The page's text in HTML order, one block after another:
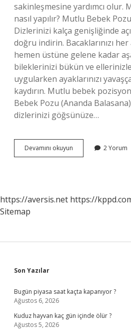
sakinleşmesine yardımcı olur.
nasıl yapılır? Mutlu Bebek Pozu
Dizlerinizi kalça genişliğinde
doğru indirin. Bacaklarınızı
hemen üstüne gelene kadar
bileklerinizi bükün ve
uygularken ayaklarınızı
kaydırın. Mutlu bebek
Bebek Pozu (Ananda
dizlerinizi göğsünüze…
Devamını okuyun
Yoga
2 Yorum
https://aversis.net https://
Sitemap
Sidebar
Son Yazılar
Bugün piyasa saat kaçta kapanıyor ?
Ağustos 6, 2026
Kuduz hayvan kaç gün içinde ölür ?
Ağustos 5, 2026